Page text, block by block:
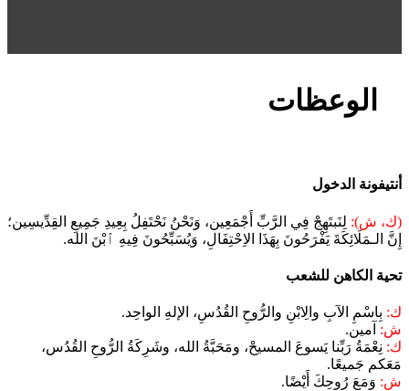
الوعظات
أنتيفونة الدخول
(ك، ش): لِنَبتَهِجْ فِي الرَّبِّ أَجْمَعِين، وَنَحْنُ نَحْتَفِلُ بِعِيدِ جَمِيعِ القِدِّيسِين؛
إِنَّ الـمَلَائِكَةَ يَفْرَحُونَ بِهَذَا الاِحْتِفَالِ، وَيُسَبِّحُونَ فِيهِ ٱبْنَ الله.
تحية الكاهن للشعب
ك: بِاسْمِ الآبِ والِابْنِ والرُّوحِ القُدُسِ، الإلهِ الواحِد.
ش: آمين.
ك: نِعْمَةُ رَبِّنا يَسوعَ المسيحْ، ومَحَبَّةُ الله، وشَرِكَةُ الرُّوحِ القُدُس،
مَعَكم جَميعًا.
ش: وَمَعَ رُوحِكَ أَيْضًا.